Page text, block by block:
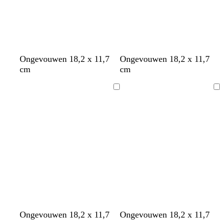
c
r
c
r
c
r
Ongevouwen 18,2 x 11,7
cm
w
i
z
w
r
d
o
k
Ongevouwen 18,2 x 11,7
cm
w
d
z
tOngevouwen 18,2 x 11,7
c
w
z
lg
Ongevouwen 18,2 x 11,7